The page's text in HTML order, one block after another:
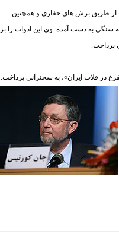
از طريق برش هاي حفاري و همچنين
صندل تا پايان فصل پنجم حفاري، يعني سال 1386، بيش از 1500 قطعه سنگي به دست آمده. وي اين ادوات را بر
پرداخت.
در فلات ايران»، به سخنراني پرداخت.